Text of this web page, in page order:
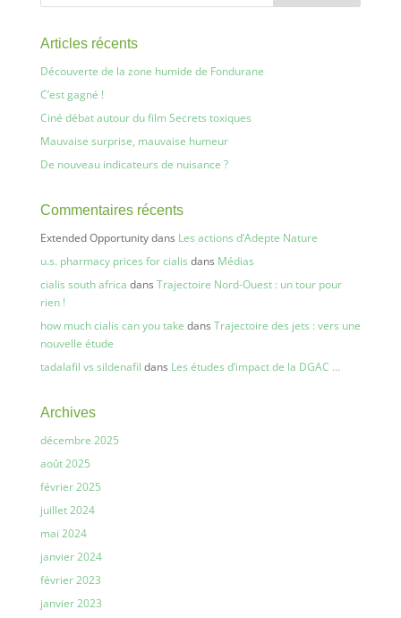
Articles récents
Découverte de la zone humide de Fondurane
C’est gagné !
Ciné débat autour du film Secrets toxiques
Mauvaise surprise, mauvaise humeur
De nouveau indicateurs de nuisance ?
Commentaires récents
Extended Opportunitydans Les actions d’Adepte Nature
u.s. pharmacy prices for cialis dans Médias
cialis south africa dans Trajectoire Nord-Ouest : un tour pour
rien !
how much cialis can you take dans Trajectoire des jets : vers une
nouvelle étude
tadalafil vs sildenafil dans Les études d’impact de la DGAC …
Archives
décembre 2025
août 2025
février 2025
juillet 2024
mai 2024
janvier 2024
février 2023
janvier 2023